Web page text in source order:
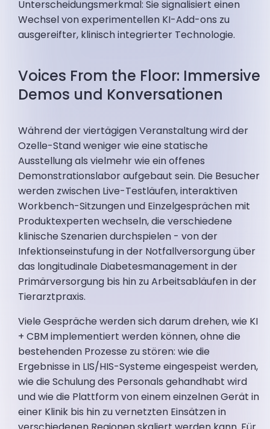
Unterscheidungsmerkmal: Sie signalisiert einen
Wechsel von experimentellen KI-Add-ons zu
ausgereifter, klinisch integrierter Technologie.
Voices From the Floor: Immersive
Demos und Konversationen
Während der viertägigen Veranstaltung wird der
Ozelle-Stand weniger wie eine statische
Ausstellung als vielmehr wie ein offenes
Demonstrationslabor aufgebaut sein. Die Besucher
werden zwischen Live-Testläufen, interaktiven
Workbench-Sitzungen und Einzelgesprächen mit
Produktexperten wechseln, die verschiedene
klinische Szenarien durchspielen - von der
Infektionseinstufung in der Notfallversorgung über
das longitudinale Diabetesmanagement in der
Primärversorgung bis hin zu Arbeitsabläufen in der
Tierarztpraxis.
Viele Gespräche werden sich darum drehen, wie KI
+ CBM implementiert werden können, ohne die
bestehenden Prozesse zu stören: wie die
Ergebnisse in LIS/HIS-Systeme eingespeist werden,
wie die Schulung des Personals gehandhabt wird
und wie die Plattform von einem einzelnen Gerät in
einer Klinik bis hin zu vernetzten Einsätzen in